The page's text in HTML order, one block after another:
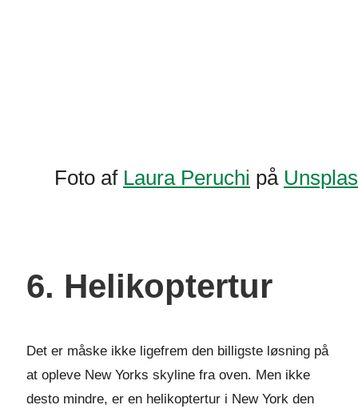
Foto af Laura Peruchi på
6. Helikoptertur
Det er måske ikke ligefrem den billigste løsning på
at opleve New Yorks skyline fra oven. Men ikke
desto mindre, er en helikoptertur i New York den